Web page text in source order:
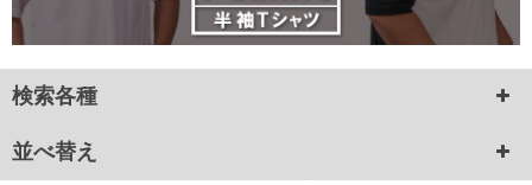
検索各種
並べ替え